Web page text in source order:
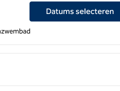
Suites by Hilton Carlsbad-
Datums selecteren